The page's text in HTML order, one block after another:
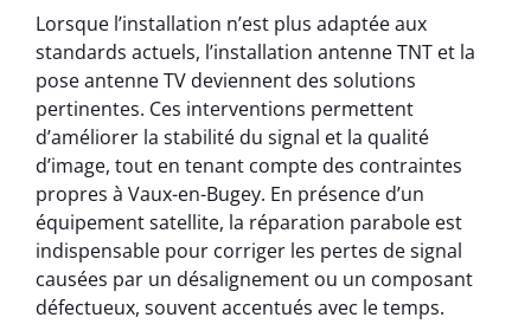
Lorsque l’installation n’est plus adaptée aux
standards actuels, l’installation antenne TNT et la
pose antenne TV deviennent des solutions
pertinentes. Ces interventions permettent
d’améliorer la stabilité du signal et la qualité
d’image, tout en tenant compte des contraintes
propres à Vaux-en-Bugey. En présence d’un
équipement satellite, la réparation parabole est
indispensable pour corriger les pertes de signal
causées par un désalignement ou un composant
défectueux, souvent accentués avec le temps.